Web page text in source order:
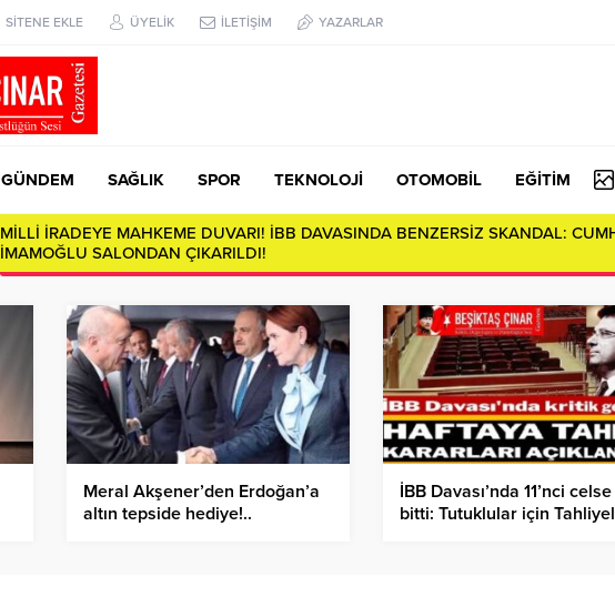
SİTENE EKLE ÜYELİK İLETİŞİM YAZARLAR
GÜNDEM SAĞLIK SPOR TEKNOLOJİ OTOMOBİL EĞİTİM
MİLLİ İRADEYE MAHKEME DUVARI! İBB DAVASINDA BENZERSİZ SKANDAL:
İMAMOĞLU SALONDAN ÇIKARILDI!
Meral Akşener’den Erdoğan’a
altın tepside hediye!..
İBB Davası’nda 11’nci celse
bitti: Tutuklular için